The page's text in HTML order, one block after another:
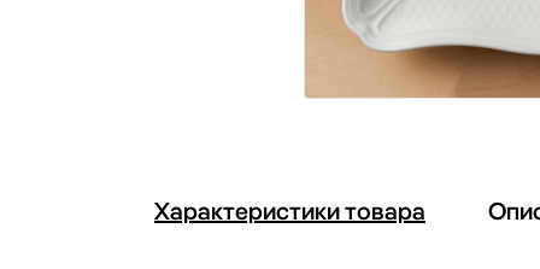
Характеристики товара